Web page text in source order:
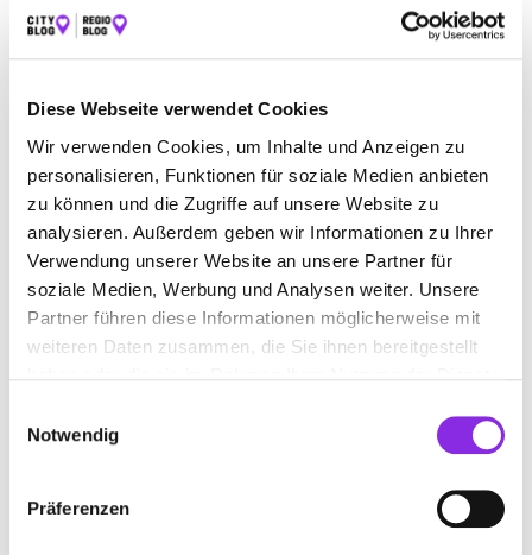
Diese Webseite verwendet Cookies
Wir verwenden Cookies, um Inhalte und Anzeigen zu
personalisieren, Funktionen für soziale Medien anbieten
zu können und die Zugriffe auf unsere Website zu
analysieren. Außerdem geben wir Informationen zu Ihrer
Verwendung unserer Website an unsere Partner für
soziale Medien, Werbung und Analysen weiter. Unsere
Partner führen diese Informationen möglicherweise mit
weiteren Daten zusammen, die Sie ihnen bereitgestellt
Notwendig
Präferenzen
Donnerstag
07:30 - 12:00, 13:00 - 17:00
Samstag
08:00 - 12:00
BEWERTUNGEN
Ivica pratljacic– 05.06.2026
★★★★★
👌👍
Tolle Beratung, schnelles Abholen, gute Preise!
★★★★★
Freundliche Mitarbeiter, hochwertige Produkte, ich kaufe